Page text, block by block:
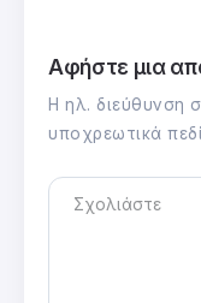
Αφήστε μια
Η ηλ. διεύθυνση
υποχρεωτικά